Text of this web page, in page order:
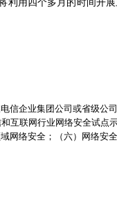
信企业集团公司或省级公
互联网行业网络安全试点
络安全；（六）网络